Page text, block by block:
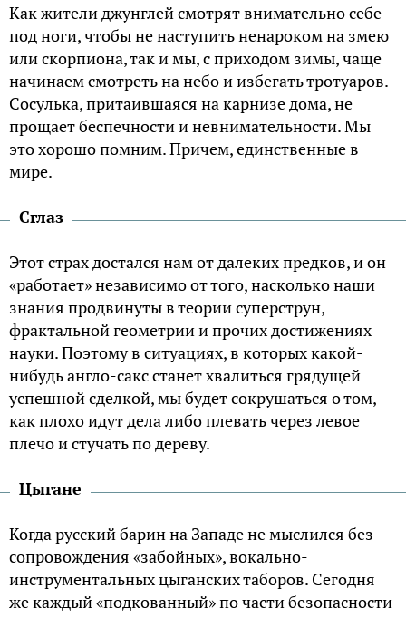
Как жители джунглей смотрят внимательно себе
под ноги, чтобы не наступить ненароком на змею
или скорпиона, так и мы, с приходом зимы, чаще
начинаем смотреть на небо и избегать тротуаров.
Сосулька, притаившаяся на карнизе дома, не
прощает беспечности и невнимательности. Мы
это хорошо помним. Причем, единственные в
мире.
Сглаз
Этот страх достался нам от далеких предков, и он
«работает» независимо от того, насколько наши
знания продвинуты в теории суперструн,
фрактальной геометрии и прочих достижениях
науки. Поэтому в ситуациях, в которых какой-
нибудь англо-сакс станет хвалиться грядущей
успешной сделкой, мы будет сокрушаться о том,
как плохо идут дела либо плевать через левое
плечо и стучать по дереву.
Цыгане
Когда русский барин на Западе не мыслился без
сопровождения «забойных», вокально-
инструментальных цыганских таборов. Сегодня
же каждый «подкованный» по части безопасности